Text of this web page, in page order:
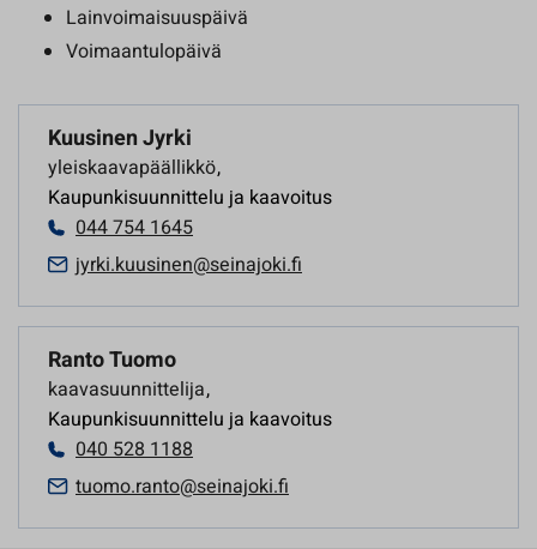
Lainvoimaisuuspäivä
Voimaantulopäivä
Kuusinen Jyrki
yleiskaavapäällikkö,
Kaupunkisuunnittelu ja kaavoitus
044 754 1645
jyrki.kuusinen@seinajoki.fi
Ranto Tuomo
kaavasuunnittelija,
Kaupunkisuunnittelu ja kaavoitus
040 528 1188
tuomo.ranto@seinajoki.fi